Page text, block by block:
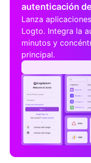
autenticación
Lanza
Logto. Integra la
minutos y
principal.